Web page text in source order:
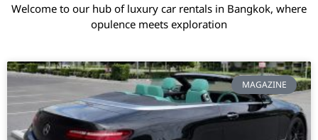
Welcome to our hub of luxury car rentals in Bangkok, where
opulence meets exploration
MAGAZINE